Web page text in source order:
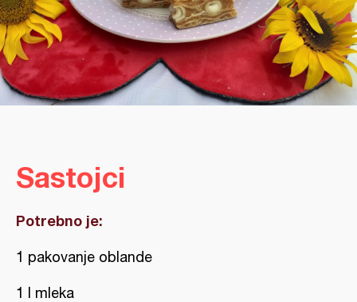
Sastojci
Potrebno je:
1 pakovanje oblande
1 l mleka